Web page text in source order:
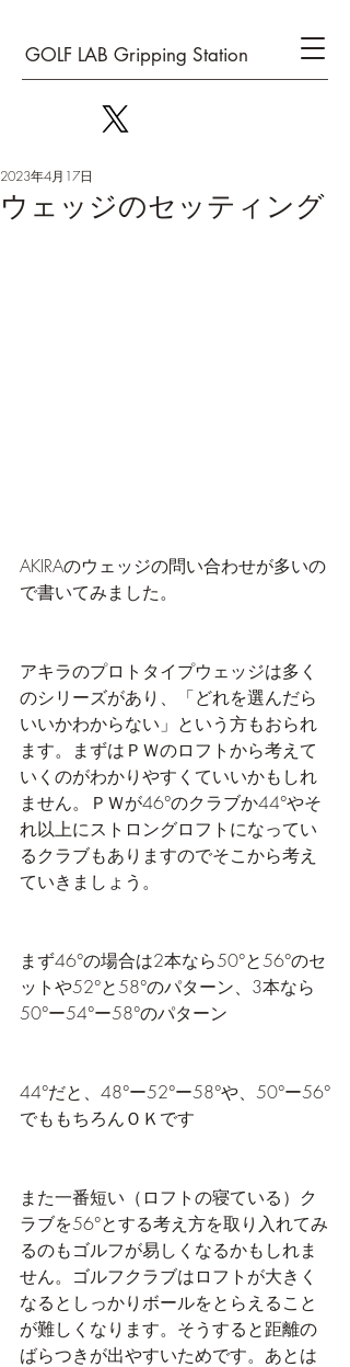
GOLF LAB Gripping Station
ウェッジのセッティング
2023年4月17日
AKIRAのウェッジの問い合わせが多いの
で書いてみました。
アキラのプロトタイプウェッジは多く
のシリーズがあり、「どれを選んだら
いいかわからない」という方もおられ
ます。まずはＰＷのロフトから考えて
いくのがわかりやすくていいかもしれ
ません。ＰＷが46°のクラブか44°やそ
れ以上にストロングロフトになってい
るクラブもありますのでそこから考え
ていきましょう。
まず46°の場合は2本なら50°と56°のセ
ットや52°と58°のパターン、3本なら
50°ー54°ー58°のパターン
44°だと、48°ー52°ー58°や、50°ー56°
でももちろんＯＫです
また一番短い（ロフトの寝ている）ク
ラブを56°とする考え方を取り入れてみ
るのもゴルフが易しくなるかもしれま
せん。ゴルフクラブはロフトが大きく
なるとしっかりボールをとらえること
が難しくなります。そうすると距離の
ばらつきが出やすいためです。あとは